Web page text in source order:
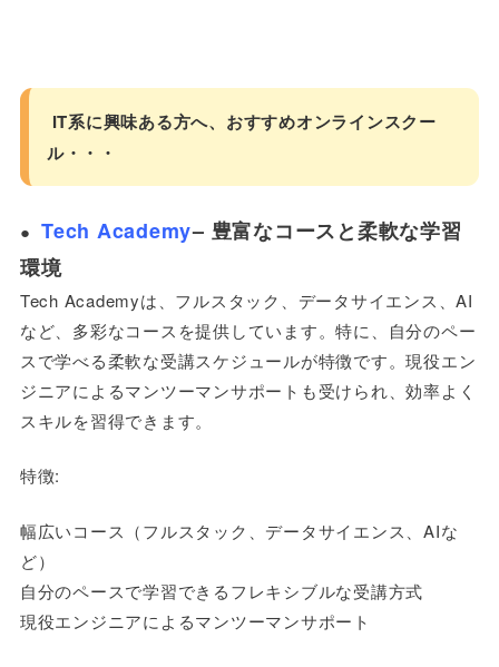
IT系に興味ある方へ、おすすめオンラインスクー
ル・・・
●Tech Academy– 豊富なコースと柔軟な学習
環境
Tech Academyは、フルスタック、データサイエンス、AI
など、多彩なコースを提供しています。特に、自分のペー
スで学べる柔軟な受講スケジュールが特徴です。現役エン
ジニアによるマンツーマンサポートも受けられ、効率よく
スキルを習得できます。
特徴:
幅広いコース（フルスタック、データサイエンス、AIな
ど）
自分のペースで学習できるフレキシブルな受講方式
現役エンジニアによるマンツーマンサポート